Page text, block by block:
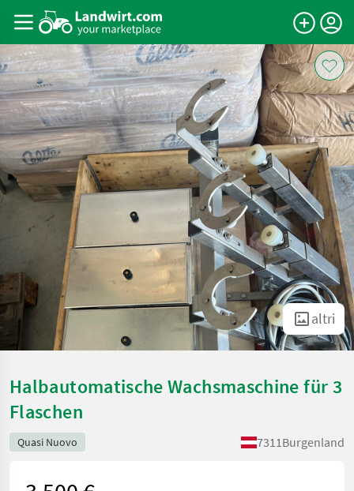
altri
Halbautomatische Wachsmaschine für 3
Flaschen
Quasi Nuovo 7311Burgenland